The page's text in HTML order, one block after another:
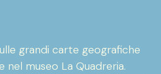
grandi carte geografiche
museo La Quadreria.